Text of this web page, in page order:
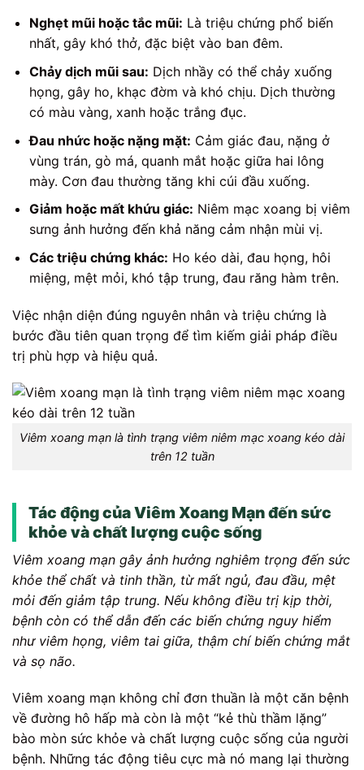
Nghẹt mũi hoặc tắc mũi: Là triệu chứng phổ biến
nhất, gây khó thở, đặc biệt vào ban đêm.
Chảy dịch mũi sau: Dịch nhầy có thể chảy xuống
họng, gây ho, khạc đờm và khó chịu. Dịch thường
có màu vàng, xanh hoặc trắng đục.
Đau nhức hoặc nặng mặt: Cảm giác đau, nặng ở
vùng trán, gò má, quanh mắt hoặc giữa hai lông
mày. Cơn đau thường tăng khi cúi đầu xuống.
Giảm hoặc mất khứu giác: Niêm mạc xoang bị viêm
sưng ảnh hưởng đến khả năng cảm nhận mùi vị.
Các triệu chứng khác: Ho kéo dài, đau họng, hôi
miệng, mệt mỏi, khó tập trung, đau răng hàm trên.
Việc nhận diện đúng nguyên nhân và triệu chứng là
bước đầu tiên quan trọng để tìm kiếm giải pháp điều
trị phù hợp và hiệu quả.
Viêm xoang mạn là tình trạng viêm niêm mạc xoang kéo dài
trên 12 tuần
Tác động của Viêm Xoang Mạn đến sức
khỏe và chất lượng cuộc sống
Viêm xoang mạn gây ảnh hưởng nghiêm trọng đến sức
khỏe thể chất và tinh thần, từ mất ngủ, đau đầu, mệt
mỏi đến giảm tập trung. Nếu không điều trị kịp thời,
bệnh còn có thể dẫn đến các biến chứng nguy hiểm
như viêm họng, viêm tai giữa, thậm chí biến chứng mắt
và sọ não.
Viêm xoang mạn không chỉ đơn thuần là một căn bệnh
về đường hô hấp mà còn là một “kẻ thù thầm lặng”
bào mòn sức khỏe và chất lượng cuộc sống của người
bệnh. Những tác động tiêu cực mà nó mang lại thường